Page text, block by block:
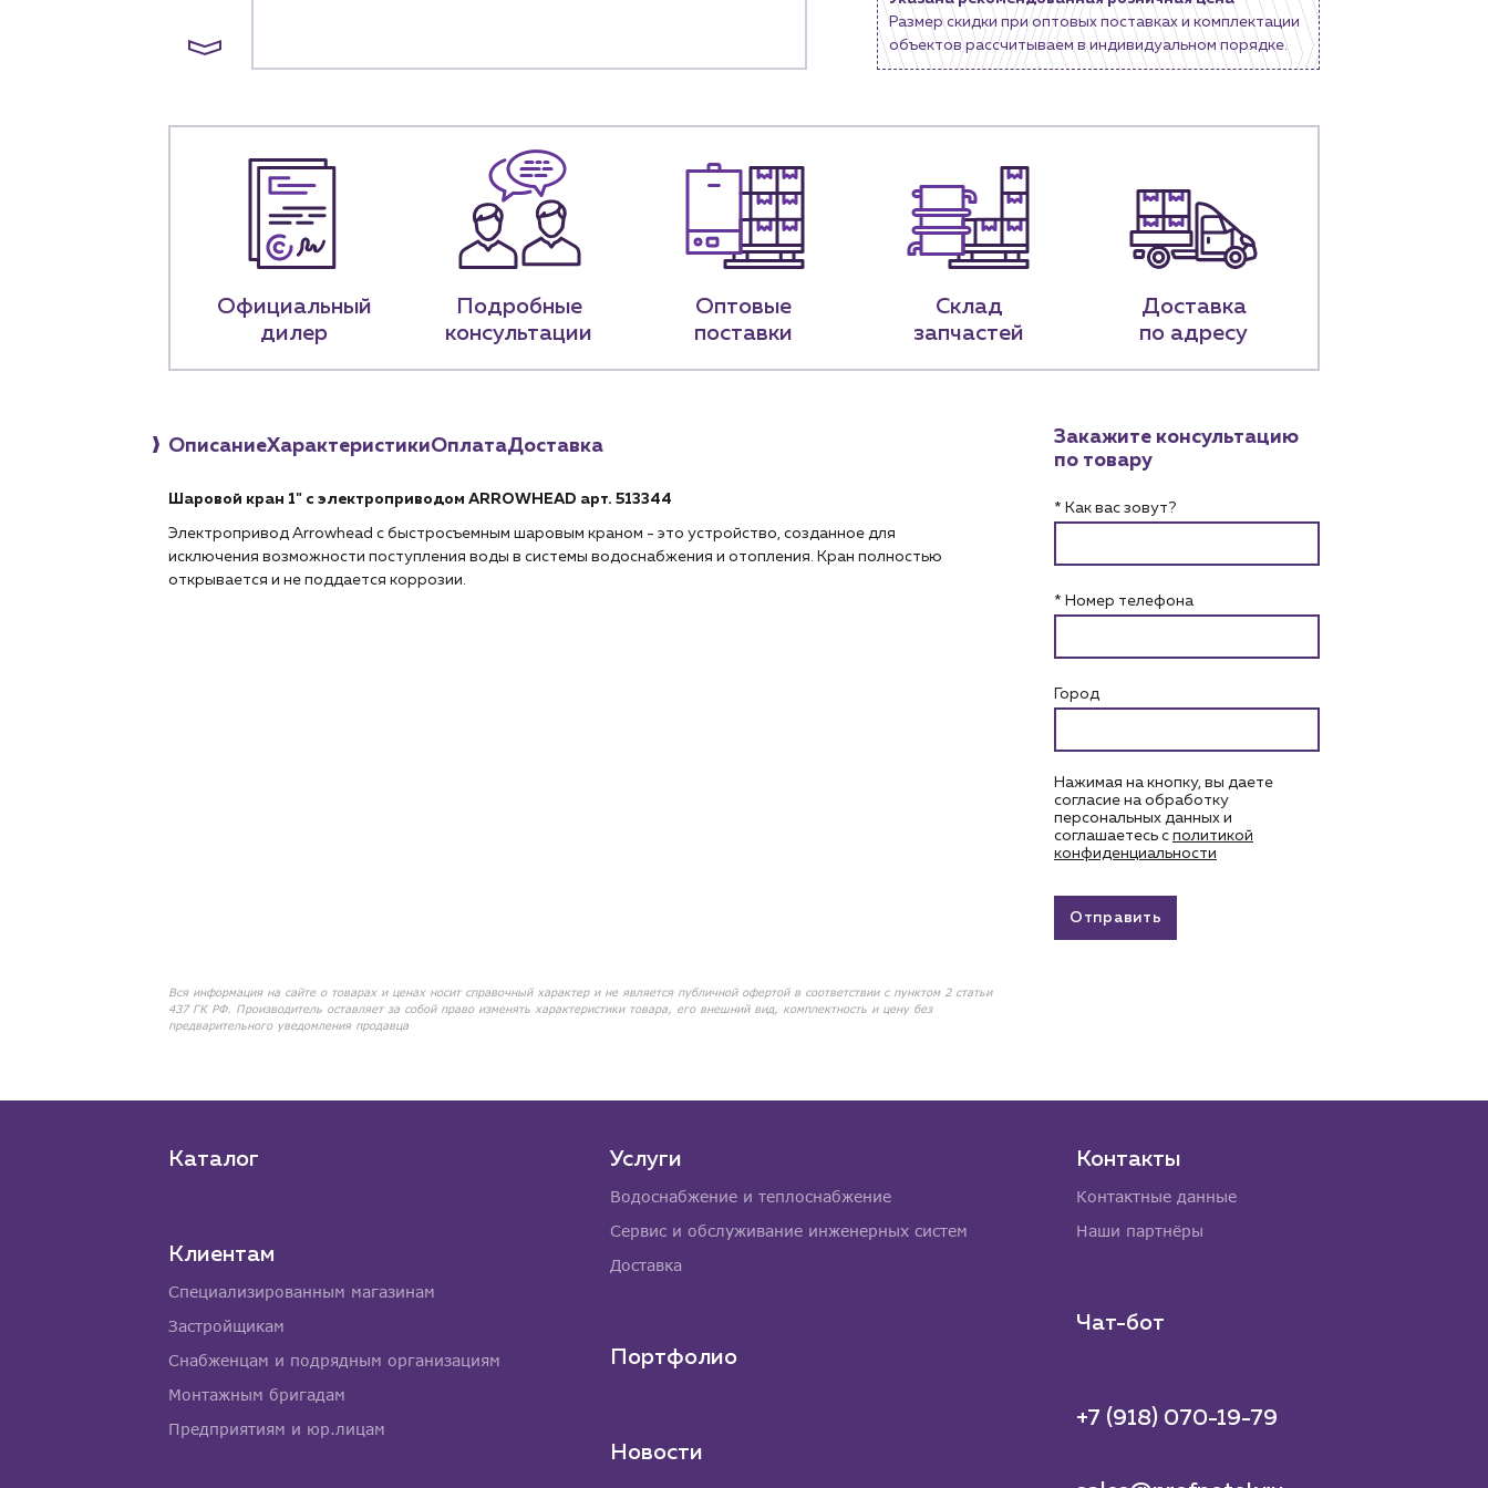
Размер скидки при оптовых поставках и комплектации
объектов рассчитываем в индивидуальном порядке.
Официальный
дилер
Подробные
консультации
Оптовые
поставки
Склад
запчастей
Доставка
по адресу
ОписаниеХарактеристикиОплатаДоставка
Шаровой кран 1" с электроприводом ARROWHEAD арт. 513344
Электропривод Arrowhead с быстросъемным шаровым краном - это устройство, созданное для
исключения возможности поступления воды в системы водоснабжения и отопления. Кран полностью
открывается и не поддается коррозии.
Вся информация на сайте о товарах и ценах носит справочный характер и не является публичной офертой в соответствии с пунктом 2 статьи
437 ГК РФ. Производитель оставляет за собой право изменять характеристики товара, его внешний вид, комплектность и цену без
предварительного уведомления продавца
Закажите консультацию
по товару
* Как вас зовут?
* Номер телефона
Город
Нажимая на кнопку, вы даете
согласие на обработку
персональных данных и
соглашаетесь c политикой
конфиденциальности
Отправить
Каталог
Клиентам
Специализированным магазинам
Застройщикам
Снабженцам и подрядным организациям
Монтажным бригадам
Предприятиям и юр.лицам
Услуги
Водоснабжение и теплоснабжение
Сервис и обслуживание инженерных систем
Доставка
Портфолио
Новости
Контакты
Контактные данные
Наши партнёры
Чат-бот
+7 (918) 070-19-79